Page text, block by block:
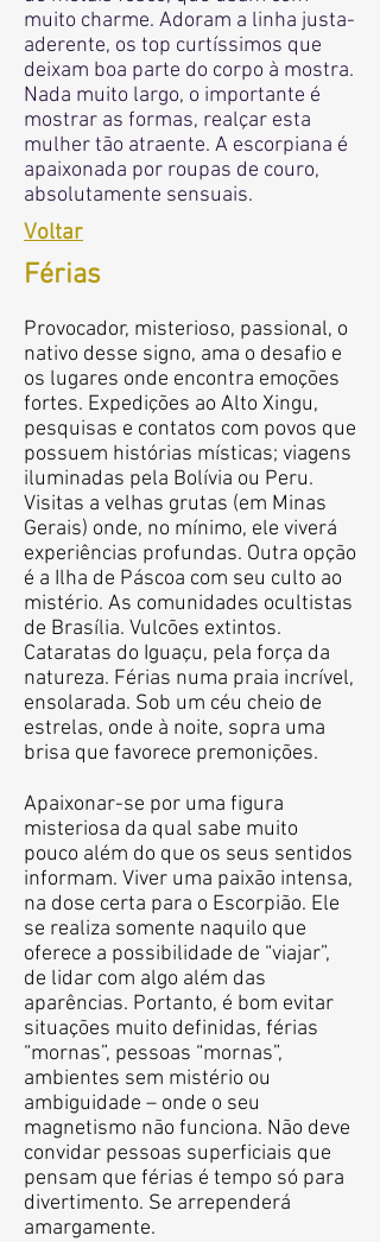
muito charme. Adoram a linha justa-
aderente, os top curtíssimos que
deixam boa parte do corpo à mostra.
Nada muito largo, o importante é
mostrar as formas, realçar esta
mulher tão atraente. A escorpiana é
apaixonada por roupas de couro,
absolutamente sensuais.
Voltar
Férias
Provocador, misterioso, passional, o
nativo desse signo, ama o desafio e
os lugares onde encontra emoções
fortes. Expedições ao Alto Xingu,
pesquisas e contatos com povos que
possuem histórias místicas; viagens
iluminadas pela Bolívia ou Peru.
Visitas a velhas grutas (em Minas
Gerais) onde, no mínimo, ele viverá
experiências profundas. Outra opção
é a Ilha de Páscoa com seu culto ao
mistério. As comunidades ocultistas
de Brasília. Vulcões extintos.
Cataratas do Iguaçu, pela força da
natureza. Férias numa praia incrível,
ensolarada. Sob um céu cheio de
estrelas, onde à noite, sopra uma
brisa que favorece premonições.
Apaixonar-se por uma figura
misteriosa da qual sabe muito
pouco além do que os seus sentidos
informam. Viver uma paixão intensa,
na dose certa para o Escorpião. Ele
se realiza somente naquilo que
oferece a possibilidade de “viajar”,
de lidar com algo além das
aparências. Portanto, é bom evitar
situações muito definidas, férias
“mornas”, pessoas “mornas”,
ambientes sem mistério ou
ambiguidade – onde o seu
magnetismo não funciona. Não deve
convidar pessoas superficiais que
pensam que férias é tempo só para
divertimento. Se arrependerá
amargamente.